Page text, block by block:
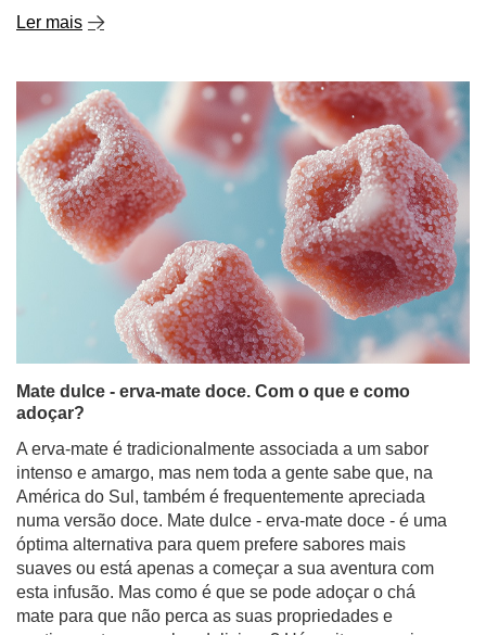
Ler mais
Mate dulce - erva-mate doce. Com o que e como
adoçar?
A erva-mate é tradicionalmente associada a um sabor
intenso e amargo, mas nem toda a gente sabe que, na
América do Sul, também é frequentemente apreciada
numa versão doce. Mate dulce - erva-mate doce - é uma
óptima alternativa para quem prefere sabores mais
suaves ou está apenas a começar a sua aventura com
esta infusão. Mas como é que se pode adoçar o chá
mate para que não perca as suas propriedades e